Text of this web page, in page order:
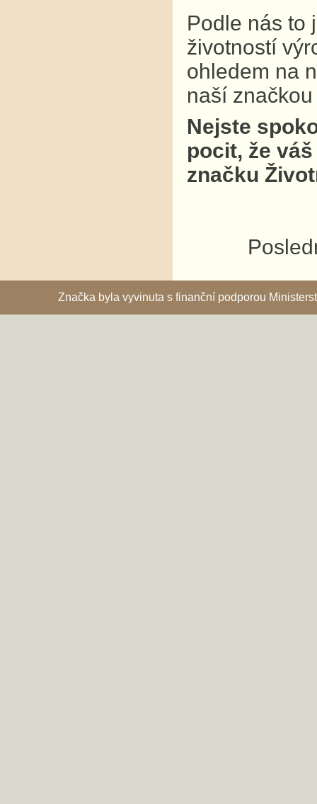
Podle nás to
životností
ohledem na
naší
Nejste
pocit, že
značku
Značka byla vyvinuta s finanční podporou